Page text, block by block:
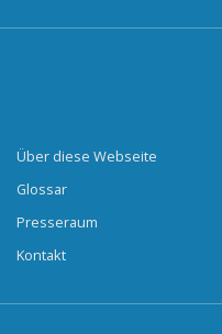
Über diese Webseite
Glossar
Presseraum
Kontakt